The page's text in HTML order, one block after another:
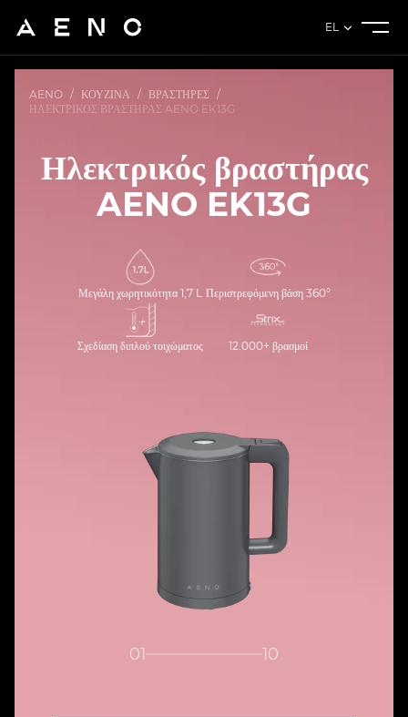
EL
AENO / ΚΟΥΖΊΝΑ / ΒΡΑΣΤΉΡΕΣ /
ΗΛΕΚΤΡΙΚΌΣ ΒΡΑΣΤΉΡΑΣ AENO EK13G
Ηλεκτρικός βραστήρας
AENO EK13G
Μεγάλη χωρητικότητα 1,7 L Περιστρεφόμενη βάση 360°
Σχεδίαση διπλού τοιχώματος 12.000+ βρασμοί
01 10